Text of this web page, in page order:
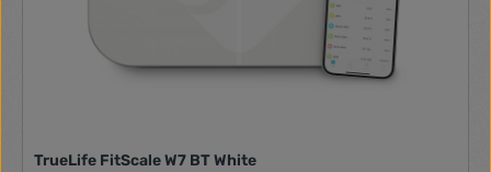
TrueLife FitScale W7 BT White